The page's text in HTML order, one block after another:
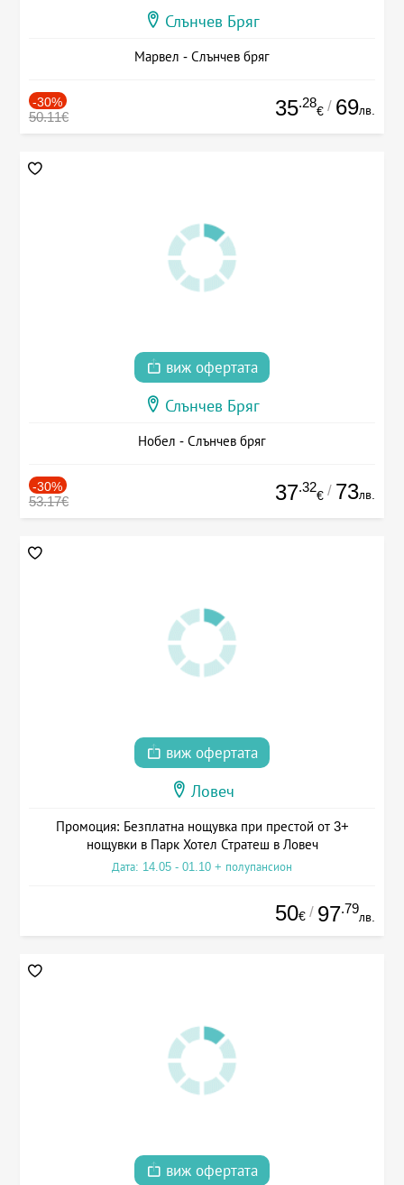
Слънчев Бряг
Марвел - Слънчев бряг
-30%
50.11€ 35.28
€ / 69лв.
виж офертата
Слънчев Бряг
Нобел - Слънчев бряг
-30%
53.17€ 37.32
€ / 73лв.
виж офертата
Ловеч
Промоция: Безплатна нощувка при престой от 3+
нощувки в Парк Хотел Стратеш в Ловеч
Дата: 14.05 - 01.10 + полупансион
50€ / 97.79
лв.
виж офертата